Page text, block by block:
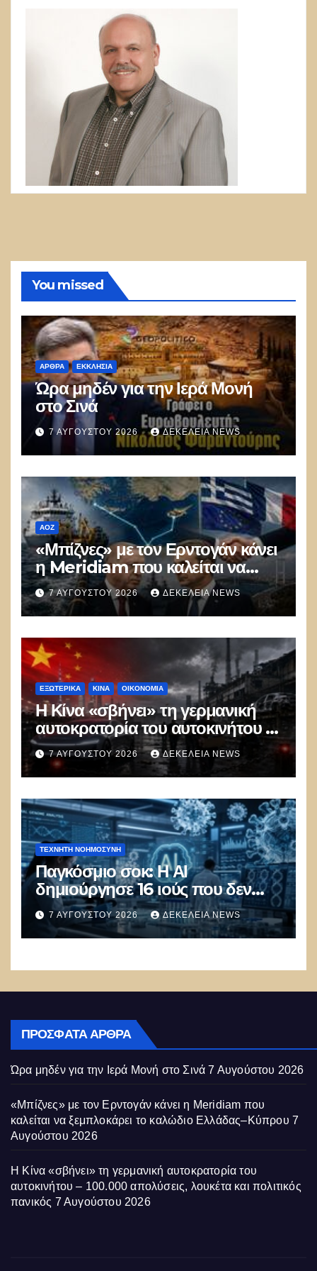
You missed
ΑΡΘΡΑ ΕΚΚΛΗΣΊΑ
Ώρα μηδέν για την Ιερά Μονή
στο Σινά
7 ΑΥΓΟΎΣΤΟΥ 2026 ΔΕΚΈΛΕΙΑ NEWS
ΑΟΖ
«Μπίζνες» με τον Ερντογάν κάνει
η Meridiam που καλείται να
ξεμπλοκάρει το καλώδιο
Ελλάδας–Κύπρου
7 ΑΥΓΟΎΣΤΟΥ 2026 ΔΕΚΈΛΕΙΑ NEWS
ΕΞΩΤΕΡΙΚΑ ΚΊΝΑ ΟΙΚΟΝΟΜΙΑ
Η Κίνα «σβήνει» τη γερμανική
αυτοκρατορία του αυτοκινήτου –
100.000 απολύσεις, λουκέτα και
πολιτικός πανικός
7 ΑΥΓΟΎΣΤΟΥ 2026 ΔΕΚΈΛΕΙΑ NEWS
ΤΕΧΝΗΤΉ ΝΟΗΜΟΣΎΝΗ
Παγκόσμιο σοκ: Η ΑΙ
δημιούργησε 16 ιούς που δεν
υπάρχουν στη φύση –
Συναγερμός: Ο εφιάλτης μόλις
άρχισε
7 ΑΥΓΟΎΣΤΟΥ 2026 ΔΕΚΈΛΕΙΑ NEWS
ΠΡΌΣΦΑΤΑ ΆΡΘΡΑ
Ώρα μηδέν για την Ιερά Μονή στο Σινά 7 Αυγούστου 2026
«Μπίζνες» με τον Ερντογάν κάνει η Meridiam που
καλείται να ξεμπλοκάρει το καλώδιο Ελλάδας–Κύπρου 7
Αυγούστου 2026
Η Κίνα «σβήνει» τη γερμανική αυτοκρατορία του
αυτοκινήτου – 100.000 απολύσεις, λουκέτα και πολιτικός
πανικός 7 Αυγούστου 2026